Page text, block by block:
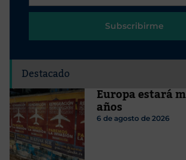
Subscribirme
Destacado
Europa estará
años
6 de agosto de 2026